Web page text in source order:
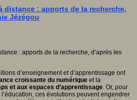
distance : apports de la recherche,
Jézégou
d’enseignement et d’apprentissage ont
croissante du numérique et la
et aux espaces d’apprentissage. Or, pour
ces évolutions peuvent engendrer